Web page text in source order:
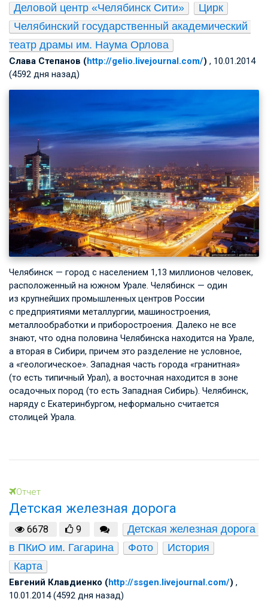
Деловой центр «Челябинск Сити»
Цирк
Челябинский государственный академический
театр драмы им. Наума Орлова
Слава Степанов (http://gelio.livejournal.com/) , 10.01.2014
(4592 дня назад)
Челябинск — город с населением 1,13 миллионов человек,
расположенный на южном Урале. Челябинск — один
из крупнейших промышленных центров России
с предприятиями металлургии, машиностроения,
металлообработки и приборостроения. Далеко не все
знают, что одна половина Челябинска находится на Урале,
а вторая в Сибири, причем это разделение не условное,
а «геологическое». Западная часть города «гранитная»
(то есть типичный Урал), а восточная находится в зоне
осадочных пород (то есть Западная Сибирь). Челябинск,
наряду с Екатеринбургом, неформально считается
столицей Урала.
Отчет
Детская железная дорога
6678 9
Детская железная дорога
в ПКиО им. Гагарина
Фото
История
Карта
Евгений Клавдиенко (http://ssgen.livejournal.com/) ,
10.01.2014 (4592 дня назад)